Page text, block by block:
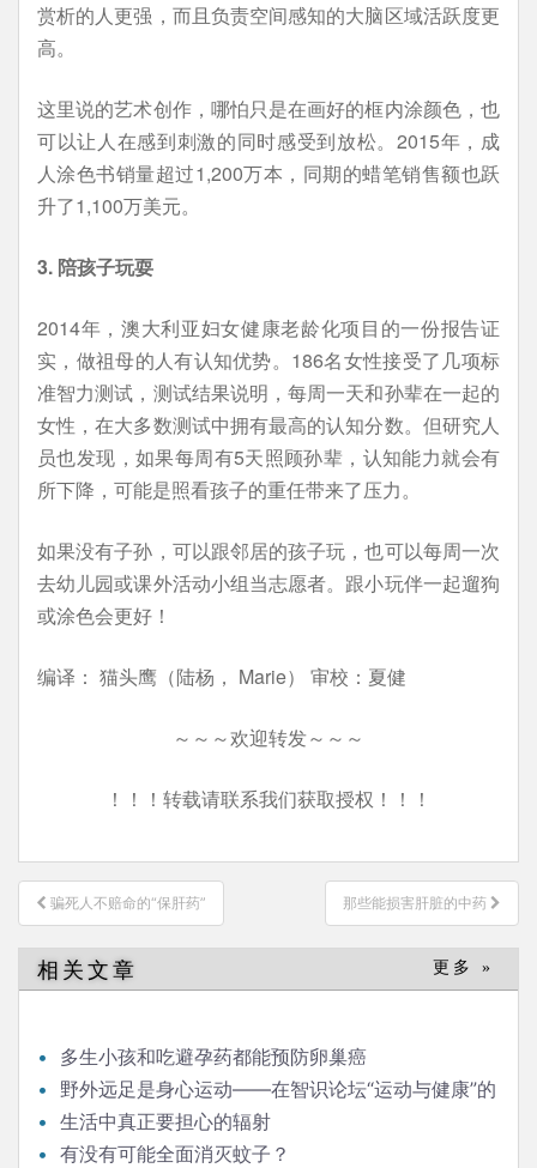
赏析的人更强，而且负责空间感知的大脑区域活跃度更
高。
这里说的艺术创作，哪怕只是在画好的框内涂颜色，也
可以让人在感到刺激的同时感受到放松。2015年，成
人涂色书销量超过1,200万本，同期的蜡笔销售额也跃
升了1,100万美元。
3. 陪孩子玩耍
2014年，澳大利亚妇女健康老龄化项目的一份报告证
实，做祖母的人有认知优势。186名女性接受了几项标
准智力测试，测试结果说明，每周一天和孙辈在一起的
女性，在大多数测试中拥有最高的认知分数。但研究人
员也发现，如果每周有5天照顾孙辈，认知能力就会有
所下降，可能是照看孩子的重任带来了压力。
如果没有子孙，可以跟邻居的孩子玩，也可以每周一次
去幼儿园或课外活动小组当志愿者。跟小玩伴一起遛狗
或涂色会更好！
编译： 猫头鹰（陆杨， Marie） 审校：夏健
～～～欢迎转发～～～
！！！转载请联系我们获取授权！！！
文
章
导
航
骗死人不赔命的“保肝药” 那些能损害肝脏的中药
相关文章 更多 »
多生小孩和吃避孕药都能预防卵巢癌
野外远足是身心运动——在智识论坛“运动与健康”的
发言生活中真正要担心的辐射
有没有可能全面消灭蚊子？